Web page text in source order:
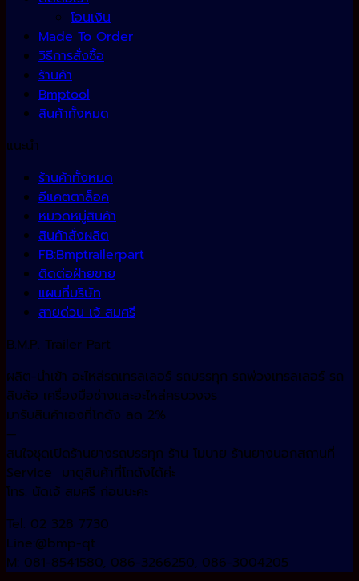
โอนเงิน
Made To Order
วิธีการสั่งซื้อ
ร้านค้า
Bmptool
สินค้าทั้งหมด
แนะนำ
ร้านค้าทั้งหมด
อีแคตตาล็อค
หมวดหมู่สินค้า
สินค้าสั่งผลิต
FB:Bmptrailerpart
ติดต่อฝ่ายขาย
แผนที่บริษัท
สายด่วน เจ้ สมศรี
B.M.P. Trailer Part
ผลิต-นำเข้า อะไหล่รถเทรลเลอร์ รถบรรทุก รถพ่วงเทรลเลอร์ รถ
สิบล้อ เครื่องมือช่างและอะไหล่ครบวงจร
มารับสินค้าเองที่โกดัง ลด 2%
—
สนใจชุดเปิดร้านยางรถบรรทุก ร้าน โมบาย ร้านยางนอกสถานที่
Service มาดูสินค้าที่โกดังได้ค่ะ
โทร. นัดเจ้ สมศรี ก่อนนะคะ
Tel. 02 328 7730
Line:@bmp-qt
M: 081-8541580, 086-3266250, 086-3004205